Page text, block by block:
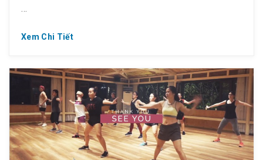
đáng hơn bao giờ hết
? Thời gian: 09.09 ~ 21.09.2019
❣️ Họ đã chiến thắng cuộc thi và trên hết là chiến
thắng bản thân mình
Xem Chi Tiết